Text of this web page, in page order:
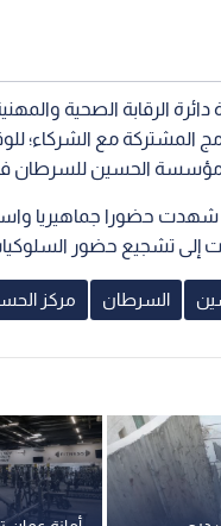
الرقابة الصحية
مع الشركاء؛
الحسين للسرطان في
شهدت حضورا جماهيريا
إلى تشجيع حضور
السرطان مركز